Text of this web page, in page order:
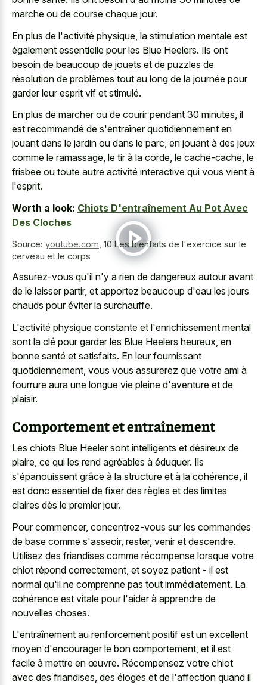
marche ou de course chaque jour.
En plus de l'activité physique, la stimulation mentale est
également essentielle pour les Blue Heelers. Ils ont
besoin de beaucoup de jouets et de puzzles de
résolution de problèmes tout au long de la journée pour
garder leur esprit vif et stimulé.
En plus de marcher ou de courir pendant 30 minutes, il
est recommandé de s'entraîner quotidiennement en
jouant dans le jardin ou dans le parc, en jouant à des jeux
comme le ramassage, le tir à la corde, le cache-cache, le
frisbee ou toute autre activité interactive qui vous vient à
l'esprit.
Worth a look: Chiots D'entraînement Au Pot Avec
Des Cloches
Source: youtube.com 10 Les bienfaits de l'exercice sur le
cerveau et le corps
Assurez-vous qu'il n'y a rien de dangereux autour avant
de le laisser partir, et apportez beaucoup d'eau les jours
chauds pour éviter la surchauffe.
L'activité physique constante et l'enrichissement mental
sont la clé pour garder les Blue Heelers heureux, en
bonne santé et satisfaits. En leur fournissant
quotidiennement, vous vous assurerez que votre ami à
fourrure aura une longue vie pleine d'aventure et de
plaisir.
Comportement et entraînement
Les chiots Blue Heeler sont intelligents et désireux de
plaire, ce qui les rend agréables à éduquer. Ils
s'épanouissent grâce à la structure et à la cohérence, il
est donc essentiel de fixer des règles et des limites
claires dès le premier jour.
Pour commencer, concentrez-vous sur les commandes
de base comme s'asseoir, rester, venir et descendre.
Utilisez des friandises comme récompense lorsque votre
chiot répond correctement, et soyez patient - il est
normal qu'il ne comprenne pas tout immédiatement. La
cohérence est vitale pour l'aider à apprendre de
nouvelles choses.
L'entraînement au renforcement positif est un excellent
moyen d'encourager le bon comportement, et il est
facile à mettre en œuvre. Récompensez votre chiot
avec des friandises, des éloges et de l'affection quand il